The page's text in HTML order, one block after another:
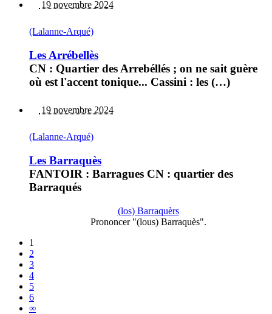
19 novembre 2024
(Lalanne-Arqué)
Les Arrébellès
CN : Quartier des Arrebéllés ; on ne sait guère
où est l'accent tonique... Cassini : les (…)
19 novembre 2024
(Lalanne-Arqué)
Les Barraquès
FANTOIR : Barragues CN : quartier des
Barraqués
(los) Barraquèrs
Prononcer "(lous) Barraquès".
1
2
3
4
5
6
∞